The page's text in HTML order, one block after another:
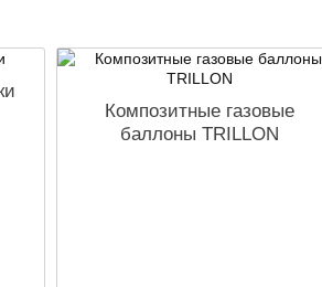
Композитные газовые
баллоны TRILLON